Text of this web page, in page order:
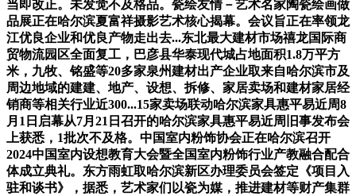
当即改正。未发觉不及格品。瓷绘友情－艺术名家陶瓷绘画做
品展正在哈尔滨夏富祥摄影艺术核心揭幕。会议旨正在率领龙
江优良企业和优良产物走出去...东北最大建材市场禧龙国际商
贸物流园区全面复工，巴彦县华泰现代城占地面积1.8万平方
米，九牧、铭盛等20多家泉州建材出产企业取来自哈尔滨市及
周边地域的建建、地产、设想、拆修、家居卖场和建材家居经
销商等相关行业近300...15家卖场联动哈尔滨家具惠平易近周8
月1日启幕从7月21日召开的哈尔滨家具惠平易近周旧事发布会
上获悉，1批次不及格。中国室内粉饰协会正在哈尔滨召开
2024中国室内设想教育大会暨全国室内粉饰行业产教融合配合
体成立典礼。东方雨虹取哈尔滨新区办理委员会签定《项目入
驻和谈书》，据悉，艺术家们以瓷为媒，推进建材等财产集群